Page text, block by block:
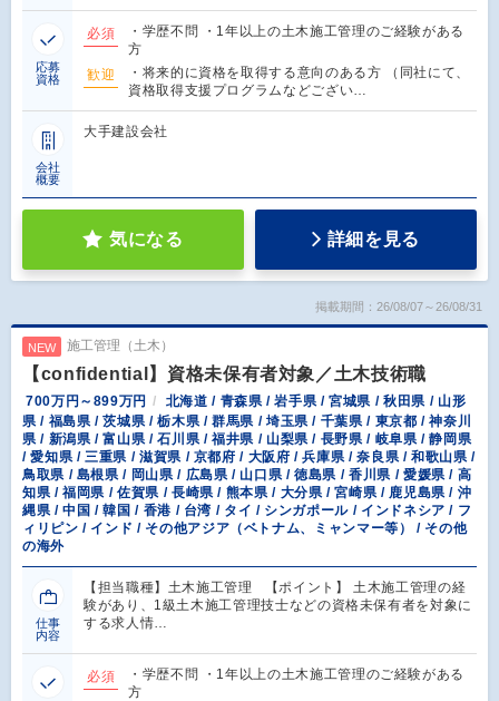
応募
資格
必須
・学歴不問 ・1年以上の土木施工管理のご経験がある
方
歓迎
・将来的に資格を取得する意向のある方 （同社にて、
資格取得支援プログラムなどござい…
会社
概要
大手建設会社
気になる 詳細を見る
掲載期間：26/08/07～26/08/31
NEW 施工管理（土木）
【confidential】資格未保有者対象／土木技術職
700万円～899万円
北海道 / 青森県 / 岩手県 / 宮城県 / 秋田県 / 山形
県 / 福島県 / 茨城県 / 栃木県 / 群馬県 / 埼玉県 / 千葉県 / 東京都 / 神奈川
県 / 新潟県 / 富山県 / 石川県 / 福井県 / 山梨県 / 長野県 / 岐阜県 / 静岡県
/ 愛知県 / 三重県 / 滋賀県 / 京都府 / 大阪府 / 兵庫県 / 奈良県 / 和歌山県 /
鳥取県 / 島根県 / 岡山県 / 広島県 / 山口県 / 徳島県 / 香川県 / 愛媛県 / 高
知県 / 福岡県 / 佐賀県 / 長崎県 / 熊本県 / 大分県 / 宮崎県 / 鹿児島県 / 沖
縄県 / 中国 / 韓国 / 香港 / 台湾 / タイ / シンガポール / インドネシア / フ
ィリピン / インド / その他アジア（ベトナム、ミャンマー等） / その他
の海外
仕事
内容
【担当職種】土木施工管理 【ポイント】 土木施工管理の経
験があり、1級土木施工管理技士などの資格未保有者を対象に
する求人情…
必須
・学歴不問 ・1年以上の土木施工管理のご経験がある
方